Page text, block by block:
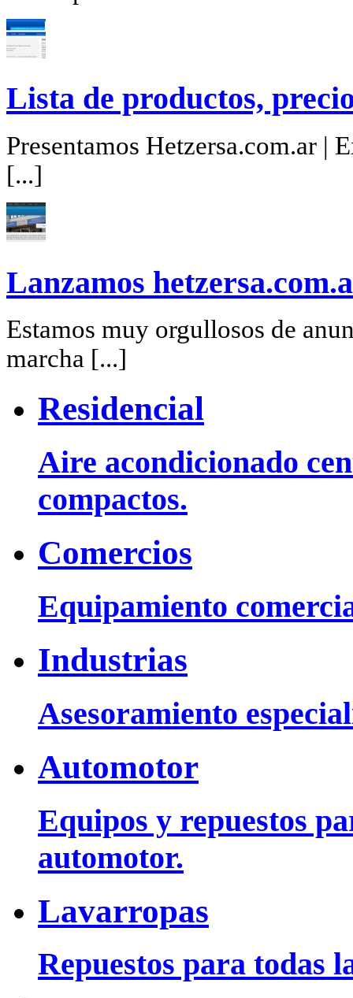
Lista de productos,
Presentamos Hetzersa.com.ar |
[...]
Lanzamos
Estamos muy orgullosos de
marcha [...]
Residencial
Aire acondicionado
compactos.
Comercios
Equipamiento
Industrias
Asesoramiento
Automotor
Equipos y repuestos
automotor.
Lavarropas
Repuestos para todas